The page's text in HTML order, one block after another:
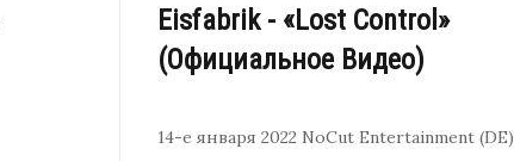
Eisfabrik - «Lost Control»
(Официальное Видео)
14-е января 2022 NoCut Entertainment (DE)